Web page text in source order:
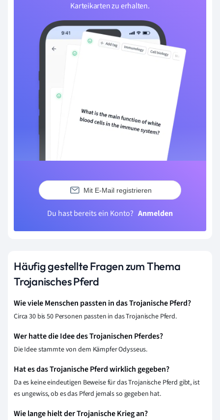
Karteikarten zu erhalten.
Mit E-Mail registrieren
Du hast bereits ein Konto? Anmelden
Häufig gestellte Fragen zum Thema
Trojanisches Pferd
Wie viele Menschen passten in das Trojanische Pferd?
Circa 30 bis 50 Personen passten in das Trojanische Pferd.
Wer hatte die Idee des Trojanischen Pferdes?
Die Idee stammte von dem Kämpfer Odysseus.
Hat es das Trojanische Pferd wirklich gegeben?
Da es keine eindeutigen Beweise für das Trojanische Pferd gibt, ist
es ungewiss, ob es das Pferd jemals so gegeben hat.
Wie lange hielt der Trojanische Krieg an?